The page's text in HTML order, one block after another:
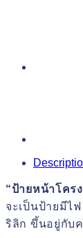
“ป้ายหน้าโคร
จะเป็นป้ายมีไ
ริลิก ขึ้นอยู่กับ